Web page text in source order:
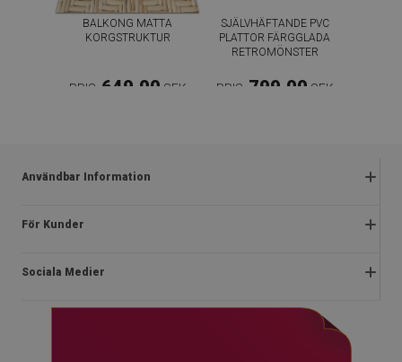
BALKONG MATTA
KORGSTRUKTUR
PRIS: 649.00 SEK
SJÄLVHÄFTANDE PVC
PLATTOR FÄRGGLADA
RETROMÖNSTER
PRIS: 799.00 SEK
Användbar Information
Reklamationer
Kampanjregler
För Kunder
Om oss
Sociala Medier